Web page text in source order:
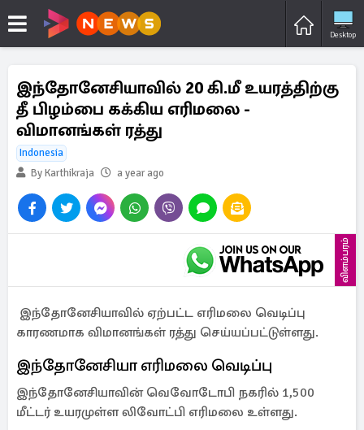
Desktop
இந்தோனேசியாவில் 20 கி.மீ உயரத்திற்கு
தீ பிழம்பை கக்கிய எரிமலை -
விமானங்கள் ரத்து
Indonesia
By Karthikraja
a year ago
விளம்பரம்
இந்தோனேசியாவில் ஏற்பட்ட எரிமலை வெடிப்பு
காரணமாக விமானங்கள் ரத்து செய்யப்பட்டுள்ளது.
இந்தோனேசியா எரிமலை வெடிப்பு
இந்தோனேசியாவின் வெவோடோபி நகரில் 1,500
மீட்டர் உயரமுள்ள லிவோட்பி எரிமலை உள்ளது.